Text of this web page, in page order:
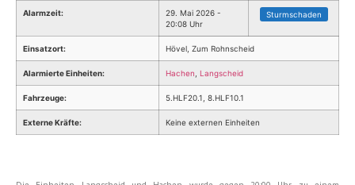
Alarmzeit:
29. Mai 2026 -
20:08 Uhr
Sturmschaden
Einsatzort: Hövel, Zum Rohnscheid
Alarmierte Einheiten: Hachen Langscheid
Fahrzeuge: 5.HLF20.1, 8.HLF10.1
Externe Kräfte: Keine externen Einheiten